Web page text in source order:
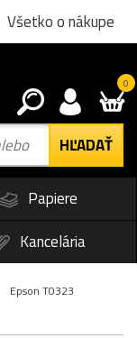
Všetko o nákupe
0
Papiere
Kancelária
Epson T0323